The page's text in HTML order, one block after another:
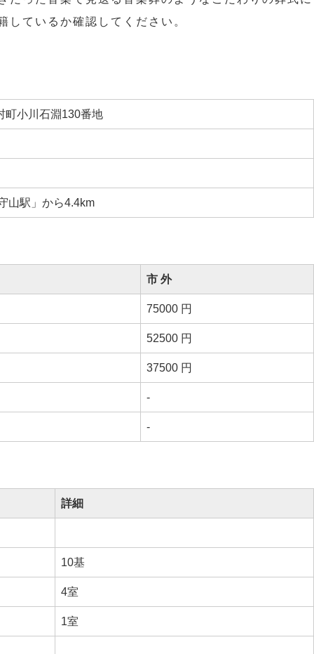
しているか確認してください。
町小川石淵130番地
山駅」から4.4km
市 外
75000 円
52500 円
37500 円
-
-
詳細
10基
4室
1室